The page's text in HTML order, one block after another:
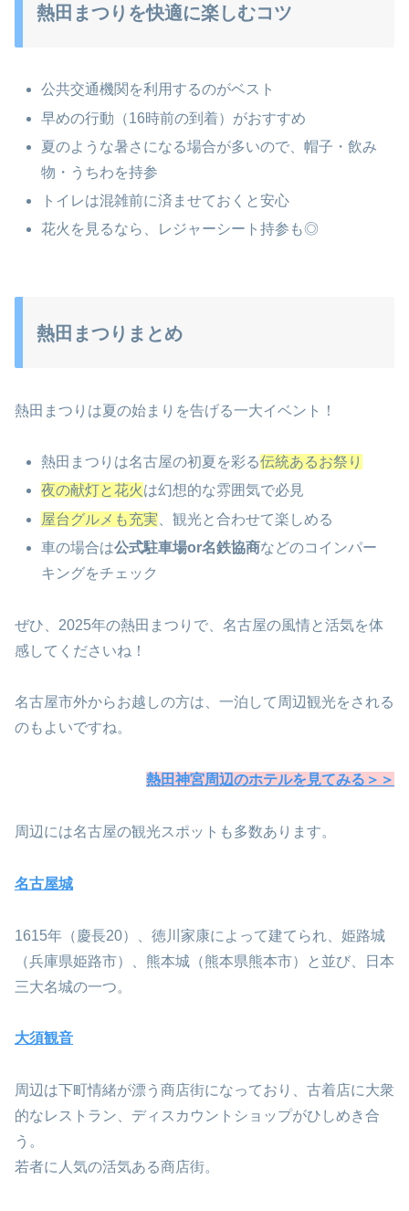
熱田まつりを快適に楽しむコツ
公共交通機関を利用するのがベスト
早めの行動（16時前の到着）がおすすめ
夏のような暑さになる場合が多いので、帽子・飲み
物・うちわを持参
トイレは混雑前に済ませておくと安心
花火を見るなら、レジャーシート持参も◎
熱田まつりまとめ
熱田まつりは夏の始まりを告げる一大イベント！
熱田まつりは名古屋の初夏を彩る伝統あるお祭り
夜の献灯と花火は幻想的な雰囲気で必見
屋台グルメも充実 、観光と合わせて楽しめる
車の場合は公式駐車場or名鉄協商などのコインパー
キングをチェック
ぜひ、2025年の熱田まつりで、名古屋の風情と活気を体
感してくださいね！
名古屋市外からお越しの方は、一泊して周辺観光をされる
のもよいですね。
熱田神宮周辺のホテルを見てみる＞＞
周辺には名古屋の観光スポットも多数あります。
名古屋城
1615年（慶長20）、徳川家康によって建てられ、姫路城
（兵庫県姫路市）、熊本城（熊本県熊本市）と並び、日本
三大名城の一つ。
大須観音
周辺は下町情緒が漂う商店街になっており、古着店に大衆
的なレストラン、ディスカウントショップがひしめき合
う。
若者に人気の活気ある商店街。